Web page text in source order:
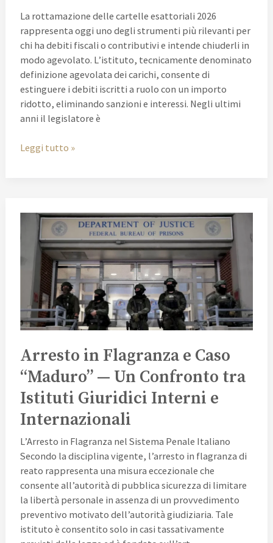
La rottamazione delle cartelle esattoriali 2026
rappresenta oggi uno degli strumenti più rilevanti per
chi ha debiti fiscali o contributivi e intende chiuderli in
modo agevolato. L’istituto, tecnicamente denominato
definizione agevolata dei carichi, consente di
estinguere i debiti iscritti a ruolo con un importo
ridotto, eliminando sanzioni e interessi. Negli ultimi
anni il legislatore è
Leggi tutto »
Arresto in Flagranza e Caso
“Maduro” — Un Confronto tra
Istituti Giuridici Interni e
Internazionali
L’Arresto in Flagranza nel Sistema Penale Italiano
Secondo la disciplina vigente, l’arresto in flagranza di
reato rappresenta una misura eccezionale che
consente all’autorità di pubblica sicurezza di limitare
la libertà personale in assenza di un provvedimento
preventivo motivato dell’autorità giudiziaria. Tale
istituto è consentito solo in casi tassativamente
Arresto
in
Flagranza
e
“Maduro”
—
Un
tra
Giuridici
Interni
Internazionali